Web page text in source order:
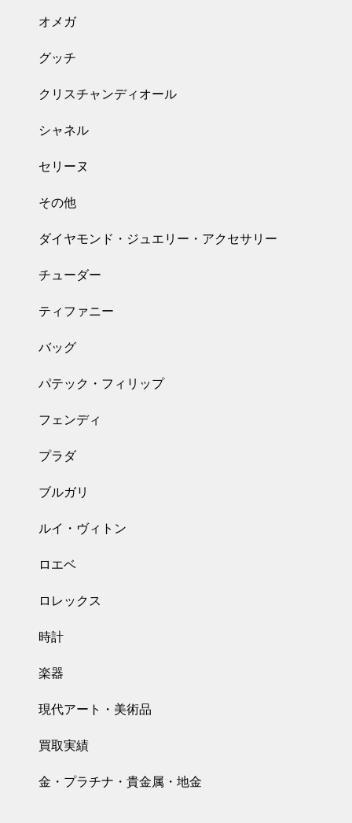
オメガ
グッチ
クリスチャンディオール
シャネル
セリーヌ
その他
ダイヤモンド・ジュエリー・アクセサリー
チューダー
ティファニー
バッグ
パテック・フィリップ
フェンディ
プラダ
ブルガリ
ルイ・ヴィトン
ロエベ
ロレックス
時計
楽器
現代アート・美術品
買取実績
金・プラチナ・貴金属・地金